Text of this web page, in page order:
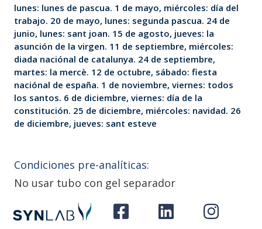
lunes: lunes de pascua. 1 de mayo, miércoles: día del
trabajo. 20 de mayo, lunes: segunda pascua. 24 de
junio, lunes: sant joan. 15 de agosto, jueves: la
asunción de la virgen. 11 de septiembre, miércoles:
diada naciónal de catalunya. 24 de septiembre,
martes: la mercè. 12 de octubre, sábado: fiesta
naciónal de españa. 1 de noviembre, viernes: todos
los santos. 6 de diciembre, viernes: día de la
constitución. 25 de diciembre, miércoles: navidad. 26
de diciembre, jueves: sant esteve
Condiciones pre-analíticas:
No usar tubo con gel separador